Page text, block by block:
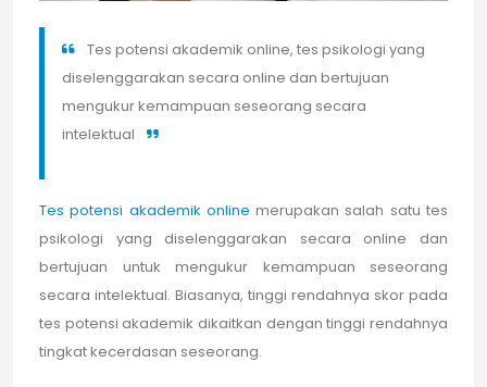
Tes potensi akademik online, tes psikologi yang
diselenggarakan secara online dan bertujuan
mengukur kemampuan seseorang secara
intelektual
Tes potensi akademik online merupakan salah satu tes
psikologi yang diselenggarakan secara online dan
bertujuan untuk mengukur kemampuan seseorang
secara intelektual. Biasanya, tinggi rendahnya skor pada
tes potensi akademik dikaitkan dengan tinggi rendahnya
tingkat kecerdasan seseorang.